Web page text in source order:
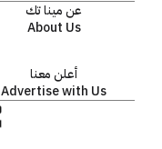
عن مينا تك
About Us
أعلن معنا
Advertise with Us